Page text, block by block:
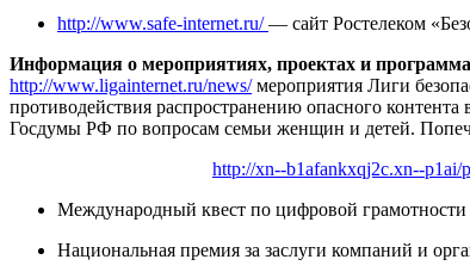
http://www.safe-internet.ru/ — сайт Ростелеком
Информация о мероприятиях, проектах и
http://www.ligainternet.ru/news/ мероприятия Лиги
противодействия распространению опасного
Госдумы РФ по вопросам семьи женщин и детей.
http://xn--b1afankxqj2c.xn--p1ai/
Международный квест по цифровой
Национальная премия за заслуги компаний и